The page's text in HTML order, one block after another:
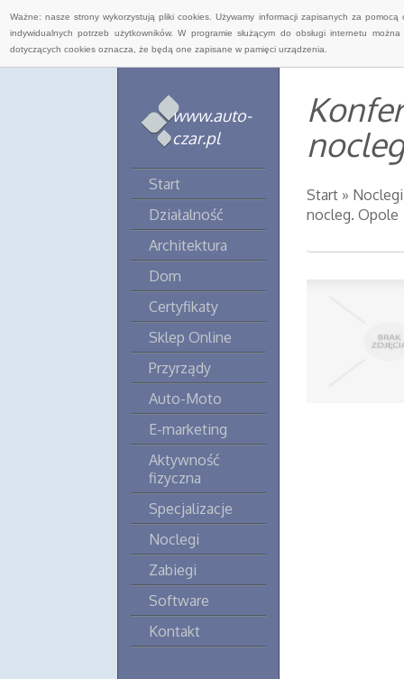
Ważne: nasze strony wykorzystują pliki cookies. Używamy informacji zapisanych za
indywidualnych potrzeb użytkowników. W programie służącym do obsługi internetu
dotyczących cookies oznacza, że będą one zapisane w pamięci urządzenia.
www.auto-
czar.pl
Start
Działalność
Architektura
Dom
Certyfikaty
Sklep Online
Przyrządy
Auto-Moto
E-marketing
Aktywność
fizyczna
Specjalizacje
Noclegi
Zabiegi
Software
Kontakt
Start » Noclegi
nocleg. Opole